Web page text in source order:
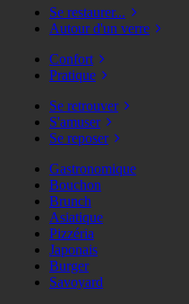
Se restaurer...
Autour d'un verre
Confort
Pratique
Se retrouver
S'amuser
Se reposer
Gastronomique
Bouchon
Brunch
Asiatique
Pizzéria
Japonais
Burger
Savoyard